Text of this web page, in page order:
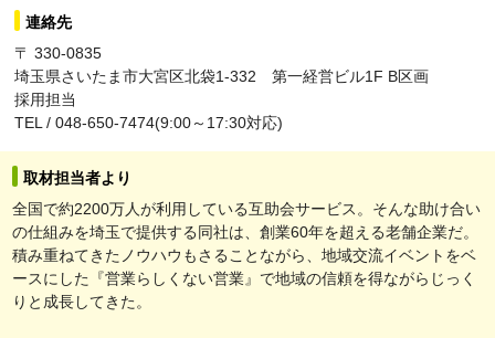
連絡先
〒 330-0835
埼玉県さいたま市大宮区北袋1-332 第一経営ビル1F B区画
採用担当
TEL / 048-650-7474(9:00～17:30対応)
取材担当者より
全国で約2200万人が利用している互助会サービス。そんな助け合い
の仕組みを埼玉で提供する同社は、創業60年を超える老舗企業だ。
積み重ねてきたノウハウもさることながら、地域交流イベントをベ
ースにした『営業らしくない営業』で地域の信頼を得ながらじっく
りと成長してきた。